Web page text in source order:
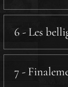
6 - Les
7 -